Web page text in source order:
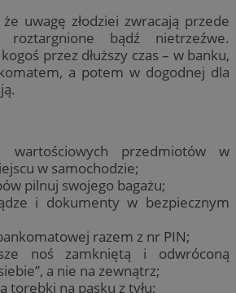
uwagę złodziei zwracają przede
roztargnione bądź nietrzeźwe.
przez dłuższy czas – w banku,
a potem w dogodnej dla
wartościowych przedmiotów w
w samochodzie;
pilnuj swojego bagażu;
i dokumenty w bezpiecznym
razem z nr PIN;
noś zamkniętą i odwróconą
a nie na zewnątrz;
torebki na pasku z tyłu;